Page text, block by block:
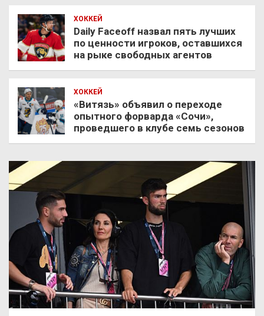
ХОККЕЙ
Daily Faceoff назвал пять лучших
по ценности игроков, оставшихся
на рыке свободных агентов
ХОККЕЙ
«Витязь» объявил о переходе
опытного форварда «Сочи»,
проведшего в клубе семь сезонов